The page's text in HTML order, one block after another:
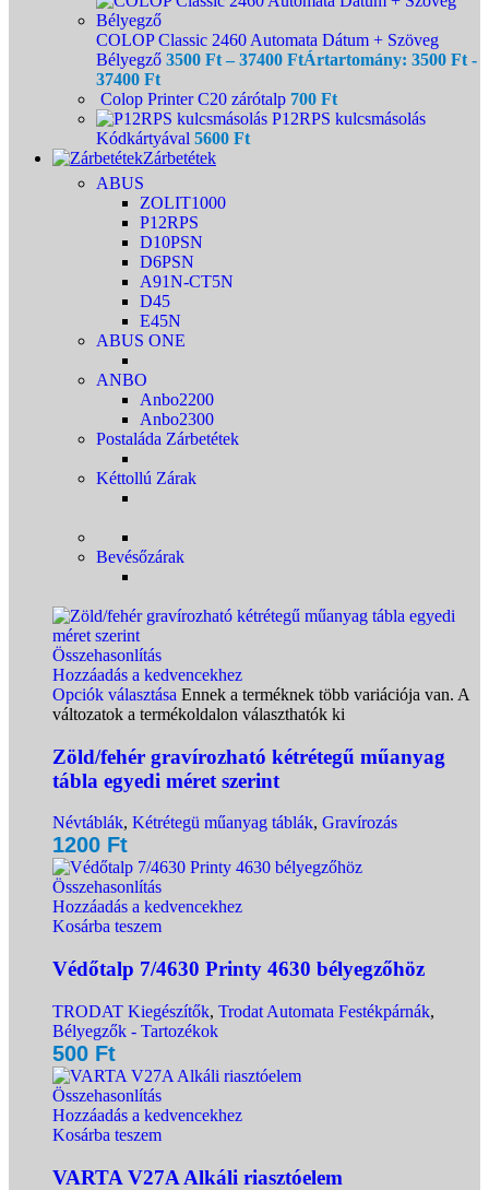
COLOP Classic 2460 Automata Dátum + Szöveg
Bélyegző 3500 Ft – 37400 FtÁrtartomány: 3500 Ft -
37400 Ft
Colop Printer C20 zárótalp 700 Ft
P12RPS kulcsmásolás
Kódkártyával 5600 Ft
Zárbetétek
ABUS
ZOLIT1000
P12RPS
D10PSN
D6PSN
A91N-CT5N
D45
E45N
ABUS ONE
ANBO
Anbo2200
Anbo2300
Postaláda Zárbetétek
Kéttollú Zárak
Bevésőzárak
Összehasonlítás
Hozzáadás a kedvencekhez
Opciók választása Ennek a terméknek több variációja van. A
változatok a termékoldalon választhatók ki
Zöld/fehér gravírozható kétrétegű műanyag
tábla egyedi méret szerint
Névtáblák, Kétrétegü műanyag táblák, Gravírozás
1200 Ft
Összehasonlítás
Hozzáadás a kedvencekhez
Kosárba teszem
Védőtalp 7/4630 Printy 4630 bélyegzőhöz
TRODAT Kiegészítők, Trodat Automata Festékpárnák,
Bélyegzők - Tartozékok
500 Ft
Összehasonlítás
Hozzáadás a kedvencekhez
Kosárba teszem
VARTA V27A Alkáli riasztóelem